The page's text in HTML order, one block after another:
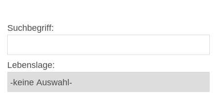
Suchbegriff:
Lebenslage: